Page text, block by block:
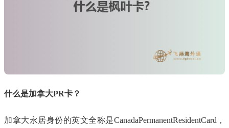
什么是加拿大PR卡？
加拿大永居身份的英文全称是CanadaPermanentResidentCard，